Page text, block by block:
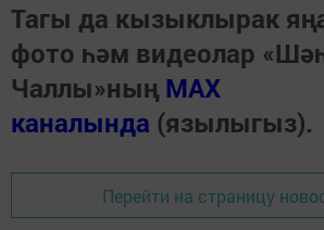
Тагы да кызыклырак
фото һәм видеолар
Чаллы»ның MAX
каналында (язылыгыз).
Перейти на страницу